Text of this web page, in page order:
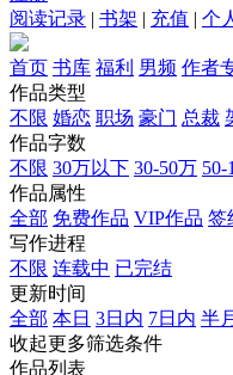
阅读记录 | 书架 | 充值 | 个
首页 书库 福利 男频 作者
作品类型
不限 婚恋 职场 豪门 总裁
作品字数
不限 30万以下 30-50万 50-
作品属性
全部 免费作品 VIP作品 签
写作进程
不限 连载中 已完结
更新时间
全部 本日 3日内 7日内 半
收起更多筛选条件
作品列表